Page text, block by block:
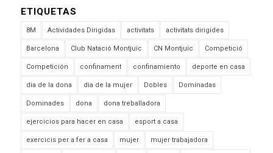
ETIQUETAS
8M Actividades Dirigidas activitats activitats dirigides
Barcelona Club Natació Montjuïc CN Montjuïc Competició
Competición confinament confinamiento deporte en casa
dia de la dona dia de la mujer Dobles Dominadas
Dominades dona dona treballadora
ejercicios para hacer en casa esport a casa
exercicis per a fer a casa mujer mujer trabajadora